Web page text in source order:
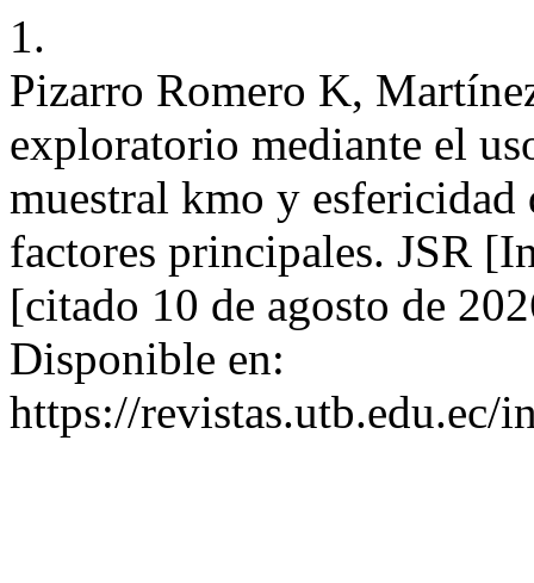
1.
Pizarro Romero K,
exploratorio mediante el
muestral kmo y esfericidad
factores principales. JSR
[citado 10 de agosto de
Disponible en:
https://revistas.utb.edu.ec/